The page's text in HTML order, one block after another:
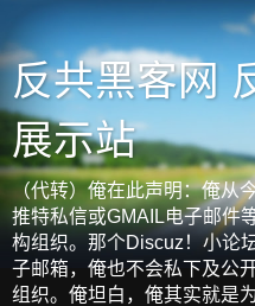
反共黑客网
展示站
（代转）俺在此声明：俺从
推特私信或GMAIL电子邮件
构组织。那个Discuz！小论
子邮箱，俺也不会私下及公
组织。俺坦白，俺其实就是